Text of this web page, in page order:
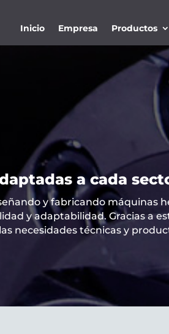
Inicio Empresa Productos
a cada
y fabricando máquinas
y adaptabilidad. Gracias a
necesidades técnicas y